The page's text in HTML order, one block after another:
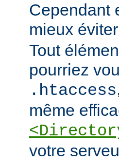
Cependant
mieux
Tout
pourriez
.htaccess
même
votre